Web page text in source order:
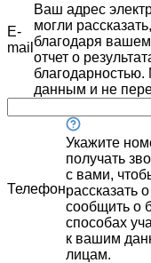
E-
mail
Ваш адрес
могли
благодаря
отчет о
данным и не
Телефон
Укажите
получать
с вами,
рассказать
сообщить о
способах
к вашим
лицам.